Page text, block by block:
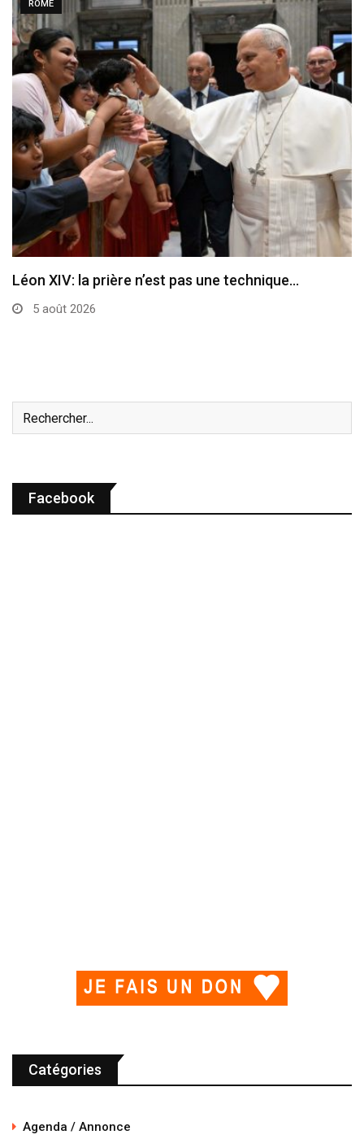
ROME
Léon XIV: la prière n’est pas une technique…
5 août 2026
Facebook
Catégories
Agenda / Annonce